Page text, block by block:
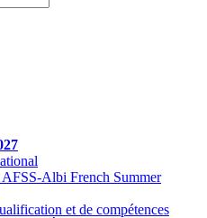
Albi French Summer
et de compétences